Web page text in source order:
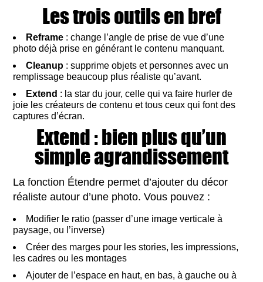
Les trois outils en bref
Reframe : change l’angle de prise de vue d’une
photo déjà prise en générant le contenu manquant.
Cleanup : supprime objets et personnes avec un
remplissage beaucoup plus réaliste qu’avant.
Extend : la star du jour, celle qui va faire hurler de
joie les créateurs de contenu et tous ceux qui font des
captures d’écran.
Extend : bien plus qu’un
simple agrandissement
La fonction Étendre permet d’ajouter du décor
réaliste autour d’une photo. Vous pouvez :
Modifier le ratio (passer d’une image verticale à
paysage, ou l’inverse)
Créer des marges pour les stories, les impressions,
les cadres ou les montages
Ajouter de l’espace en haut, en bas, à gauche ou à